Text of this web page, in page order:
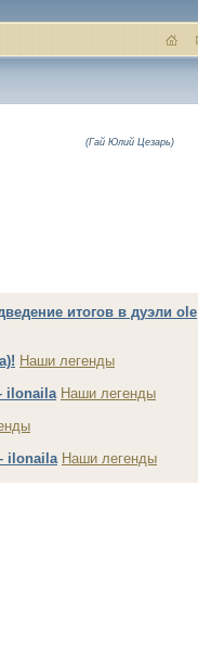
(Гай Юлий Цезарь)
итогов в дуэли ole
Наши легенды
ilonaila Наши легенды
ilonaila Наши легенды